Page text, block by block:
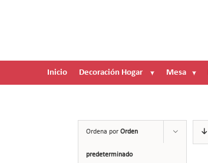
Inicio Decoración Hogar Mesa
Ordena por Orden
predeterminado